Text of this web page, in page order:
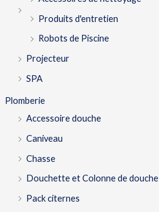
Produits d'entretien
Robots de Piscine
Projecteur
SPA
Plomberie
Accessoire douche
Caniveau
Chasse
Douchette et Colonne de douche
Pack citernes